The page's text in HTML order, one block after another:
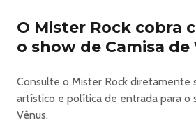
Informações: 31 992387499
O Mister Rock cobra
o show de Camisa de
Consulte o Mister Rock diretamente
artístico e política de entrada para o
Vênus.